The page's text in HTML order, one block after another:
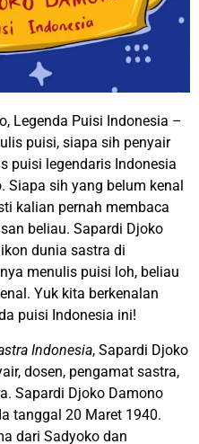
Legenda Puisi Indonesia –
puisi, siapa sih penyair
puisi legendaris Indonesia
sih yang belum kenal
kalian pernah membaca
beliau. Sapardi Djoko
dunia sastra di
menulis puisi loh, beliau
Yuk kita berkenalan
puisi Indonesia ini!
Indonesia, Sapardi Djoko
dosen, pengamat sastra,
Sapardi Djoko Damono
tanggal 20 Maret 1940.
dari Sadyoko dan